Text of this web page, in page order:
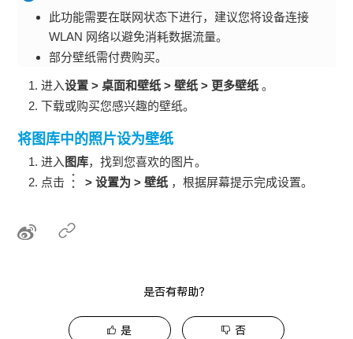
此功能需要在联网状态下进行，建议您将设备连接
WLAN 网络以避免消耗数据流量。
部分壁纸需付费购买。
进入设置 >桌面和壁纸 >壁纸 > 更多壁纸 。
下载或购买您感兴趣的壁纸。
将图库中的照片设为壁纸
进入 图库，找到您喜欢的图片。
点击
>设置为 >壁纸 ，根据屏幕提示完成设置。
是否有帮助？
是 否